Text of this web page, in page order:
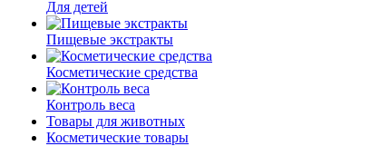
Для детей
Пищевые экстракты
Косметические средства
Контроль веса
Товары для животных
Косметические товары